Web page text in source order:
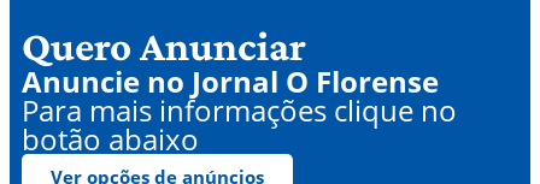
Quero Anunciar
Anuncie no Jornal O Florense
Para mais informações clique no
botão abaixo
Ver opções de anúncios